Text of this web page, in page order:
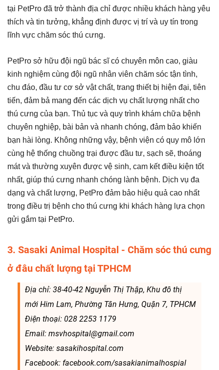
tại PetPro đã trở thành địa chỉ được nhiều khách hàng yêu
thích và tin tưởng, khẳng định được vị trí và uy tín trong
lĩnh vực chăm sóc thú cưng.
PetPro sở hữu đội ngũ bác sĩ có chuyên môn cao, giàu
kinh nghiệm cùng đội ngũ nhân viên chăm sóc tận tình,
chu đáo, đầu tư cơ sở vật chất, trang thiết bị hiện đại, tiên
tiến, đảm bả mang đến các dịch vụ chất lượng nhất cho
thú cưng của bạn. Thủ tục và quy trình khám chữa bệnh
chuyên nghiệp, bài bản và nhanh chóng, đảm bảo khiến
bạn hài lòng. Không những vậy, bệnh viện có quy mô lớn
cùng hệ thống chuồng trại được đầu tư, sạch sẽ, thoáng
mát và thường xuyên được vệ sinh, cam kết điều kiện tốt
nhất, giúp thú cưng nhanh chóng lành bệnh. Dịch vụ đa
dạng và chất lượng, PetPro đảm bảo hiệu quả cao nhất
trong điều trị bệnh cho thú cưng khi khách hàng lựa chọn
gửi gắm tại PetPro.
3. Sasaki Animal Hospital - Chăm sóc thú cưng
ở đâu chất lượng tại TPHCM
Địa chỉ: 38-40-42 Nguyễn Thị Thập, Khu đô thị
mới Him Lam, Phường Tân Hưng, Quận 7, TPHCM
Điện thoại: 028 2253 1179
Email: msvhospital@gmail.com
Website: sasakihospital.com
Facebook: facebook.com/sasakianimalhospial